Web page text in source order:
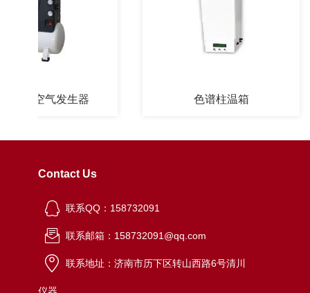
空气发生器 色谱柱温箱
Contact Us
联系QQ：158732091
联系邮箱：158732091@qq.com
联系地址：济南市历下区转山西路6号清川